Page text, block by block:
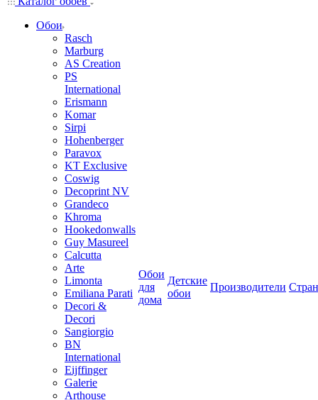
Обои
Rasch
Marburg
AS Creation
PS
International
Erismann
Komar
Sirpi
Hohenberger
Paravox
KT Exclusive
Coswig
Decoprint NV
Grandeco
Khroma
Hookedonwalls
Guy Masureel
Calcutta
Arte
Limonta
Emiliana Parati
Decori &
Decori
Sangiorgio
BN
International
Eijffinger
Galerie
Arthouse
Обои
для
дома
Детские
обои
Производители